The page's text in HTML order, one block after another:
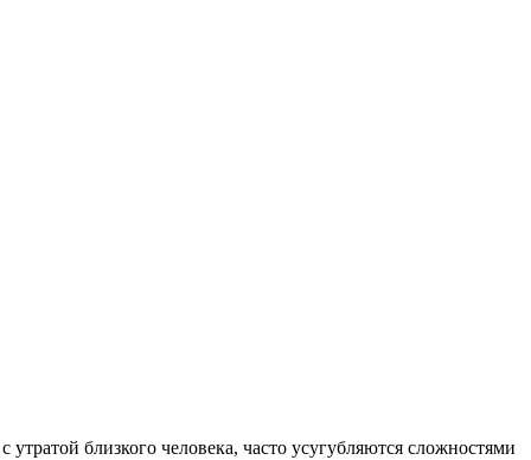
близкого человека, часто усугубляются сложностями